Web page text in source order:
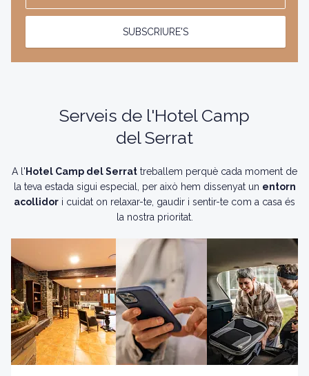
SUBSCRIURE'S
Serveis de l'Hotel Camp
del Serrat
A l' Hotel Camp del Serrat treballem perquè cada moment de
la teva estada sigui especial, per això hem dissenyat un entorn
acollidor i cuidat on relaxar-te, gaudir i sentir-te com a casa és
la nostra prioritat.